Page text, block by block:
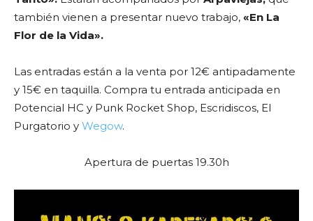
también vienen a presentar nuevo trabajo, «En La
Flor de la Vida».
Las entradas están a la venta por 12€ antipadamente
y 15€ en taquilla. Compra tu entrada anticipada en
Potencial HC y Punk Rocket Shop, Escridiscos, El
Purgatorio y Wegow.
Apertura de puertas 19.30h